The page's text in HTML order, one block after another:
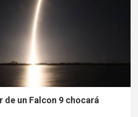
de un Falcon 9 chocará